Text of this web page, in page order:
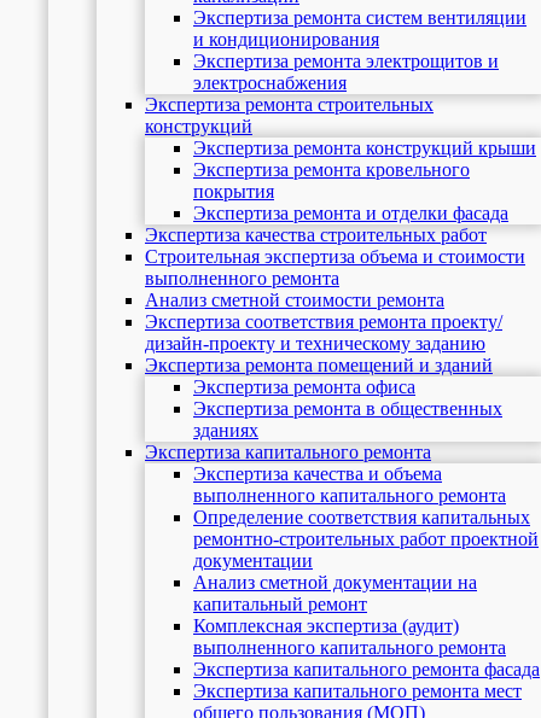
Экспертиза ремонта систем вентиляции
и кондиционирования
Экспертиза ремонта электрощитов и
электроснабжения
Экспертиза ремонта строительных
конструкций
Экспертиза ремонта конструкций крыши
Экспертиза ремонта кровельного
покрытия
Экспертиза ремонта и отделки фасада
Экспертиза качества строительных работ
Строительная экспертиза объема и стоимости
выполненного ремонта
Анализ сметной стоимости ремонта
Экспертиза соответствия ремонта проекту/
дизайн-проекту и техническому заданию
Экспертиза ремонта помещений и зданий
Экспертиза ремонта офиса
Экспертиза ремонта в общественных
зданиях
Экспертиза капитального ремонта
Экспертиза качества и объема
выполненного капитального ремонта
Определение соответствия капитальных
ремонтно-строительных работ проектной
документации
Анализ сметной документации на
капитальный ремонт
Комплексная экспертиза (аудит)
выполненного капитального ремонта
Экспертиза капитального ремонта фасада
Экспертиза капитального ремонта мест
общего пользования (МОП)